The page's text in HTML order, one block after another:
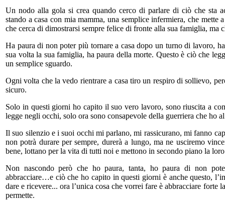
Un nodo alla gola si crea quando cerco di parlare di ciò che sta
stando a casa con mia mamma, una semplice infermiera, che
che cerca di dimostrarsi sempre felice di fronte alla sua famiglia, ma
Ha paura di non poter più tornare a casa dopo un turno di lavoro,
sua volta la sua famiglia, ha paura della morte. Questo è ciò che
un semplice sguardo.
Ogni volta che la vedo rientrare a casa tiro un respiro di sollievo,
sicuro.
Solo in questi giorni ho capito il suo vero lavoro, sono riuscita a
legge negli occhi, solo ora sono consapevole della guerriera che ho
Il suo silenzio e i suoi occhi mi parlano, mi rassicurano, mi fanno
non potrà durare per sempre, durerà a lungo, ma ne usciremo
bene, lottano per la vita di tutti noi e mettono in secondo piano la
Non nascondo però che ho paura, tanta, ho paura di non
abbracciare…e ciò che ho capito in questi giorni è anche questo,
dare e ricevere... ora l’unica cosa che vorrei fare è abbracciare forte
permette.